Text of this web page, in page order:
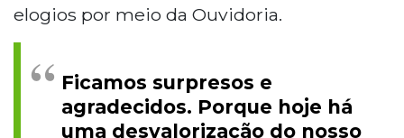
elogios por meio da Ouvidoria.
Ficamos surpresos e
agradecidos. Porque hoje há
uma desvalorização do nosso